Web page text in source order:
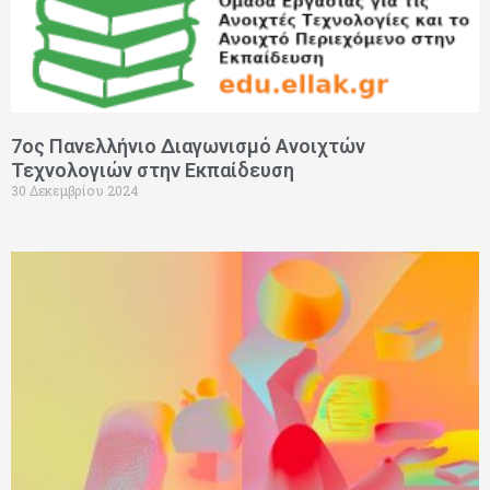
7ος Πανελλήνιο Διαγωνισμό Ανοιχτών
Τεχνολογιών στην Εκπαίδευση
30 Δεκεμβρίου 2024